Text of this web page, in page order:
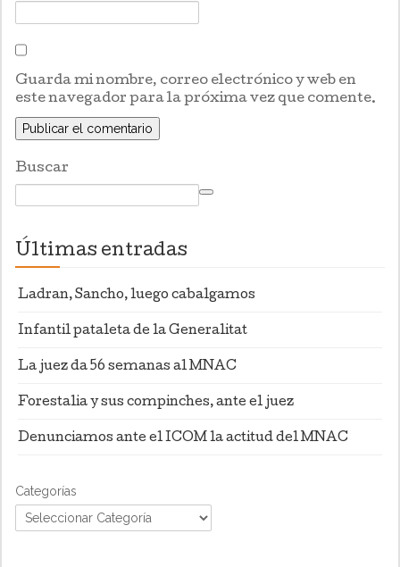
Guarda mi nombre, correo electrónico y web en
este navegador para la próxima vez que comente.
Buscar
Últimas entradas
Ladran, Sancho, luego cabalgamos
Infantil pataleta de la Generalitat
La juez da 56 semanas al MNAC
Forestalia y sus compinches, ante el juez
Denunciamos ante el ICOM la actitud del MNAC
Categorías